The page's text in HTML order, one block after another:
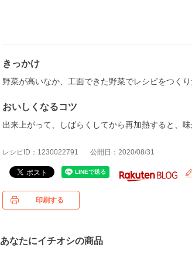
きっかけ
野菜が高いなか、工面できた野菜でレシピをつくり
おいしくなるコツ
出来上がって、しばらくしてから再加熱すると、
レシピID：1230022791 公開日：2020/08/31
印刷する
あなたにイチオシの商品